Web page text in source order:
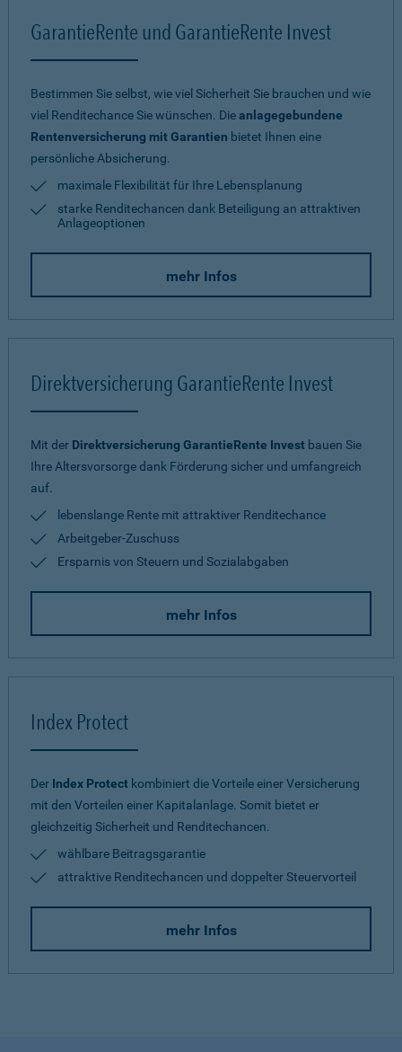
GarantieRente und GarantieRente Invest
Bestimmen Sie selbst, wie viel Sicherheit Sie brauchen und wie
viel Renditechance Sie wünschen. Dieanlagegebundene
Rentenversicherung mit Garantien bietet Ihnen eine
persönliche Absicherung.
maximale Flexibilität für Ihre Lebensplanung
starke Renditechancen dank Beteiligung an attraktiven
Anlageoptionen
mehr Infos
Direktversicherung GarantieRente Invest
Mit der Direktversicherung GarantieRente Invest bauen Sie
Ihre Altersvorsorge dank Förderung sicher und umfangreich
auf.
lebenslange Rente mit attraktiver Renditechance
Arbeitgeber-Zuschuss
Ersparnis von Steuern und Sozialabgaben
mehr Infos
Index Protect
Der Index Protect kombiniert die Vorteile einer Versicherung
mit den Vorteilen einer Kapitalanlage. Somit bietet er
gleichzeitig Sicherheit und Renditechancen.
wählbare Beitragsgarantie
attraktive Renditechancen und doppelter Steuervorteil
mehr Infos